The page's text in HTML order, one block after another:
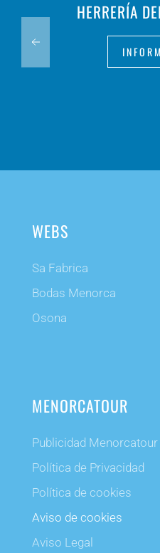
HERRERÍA
WEBS
Sa Fabrica
Bodas Menorca
Osona
MENORCATOUR
Publicidad Menorcatour
Política de Privacidad
Política de cookies
Aviso de cookies
Aviso Legal